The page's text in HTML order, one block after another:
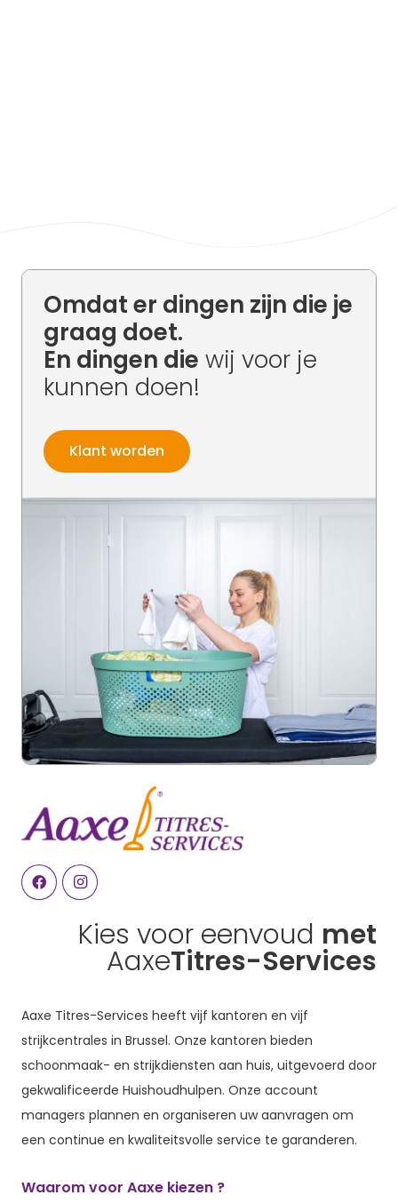
Omdat er dingen zijn die je
graag doet.
En dingen die wij voor je
kunnen doen!
Klant worden
Kies voor eenvoud met
AaxeTitres-Services
Aaxe Titres-Services heeft vijf kantoren en vijf
strijkcentrales in Brussel. Onze kantoren bieden
schoonmaak- en strijkdiensten aan huis, uitgevoerd door
gekwalificeerde Huishoudhulpen. Onze account
managers plannen en organiseren uw aanvragen om
een continue en kwaliteitsvolle service te garanderen.
Waarom voor Aaxe kiezen ?